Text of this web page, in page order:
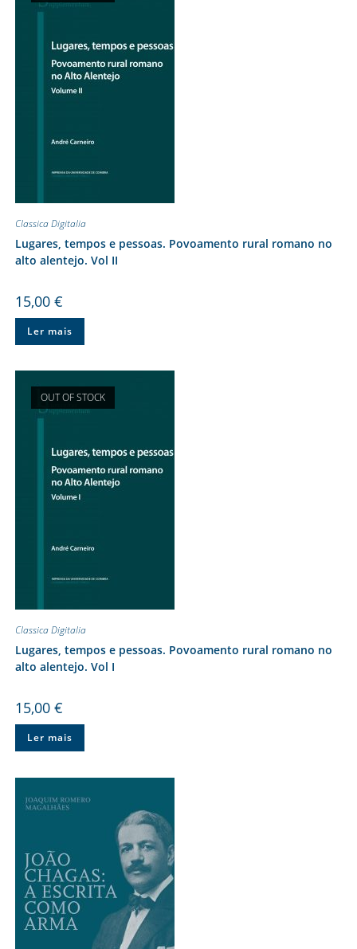
Classica Digitalia
Lugares, tempos e pessoas. Povoamento rural romano no
alto alentejo. Vol II
15,00 €
Ler mais
OUT OF STOCK
Classica Digitalia
Lugares, tempos e pessoas. Povoamento rural romano no
alto alentejo. Vol I
15,00 €
Ler mais